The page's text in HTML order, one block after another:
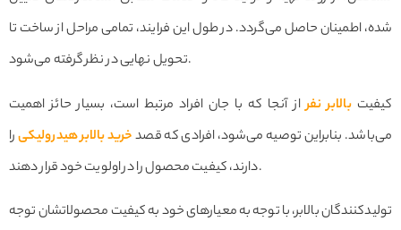
شده، اطمینان حاصل می‌گردد. در طول این فرایند، تمامی مراحل از ساخت تا
تحویل نهایی در نظر گرفته می‌شود.
کیفیتبالابر نفراز آنجا که با جان افراد مرتبط است، بسیار حائز اهمیت
می‌باشد. بنابراین توصیه می‌شود، افرادی که قصدخرید بالابر هیدرولیکیرا
دارند، کیفیت محصول را در اولویت خود قرار دهند.
تولیدکنندگان بالابر، با توجه به معیارهای خود به کیفیت محصولاتشان توجه